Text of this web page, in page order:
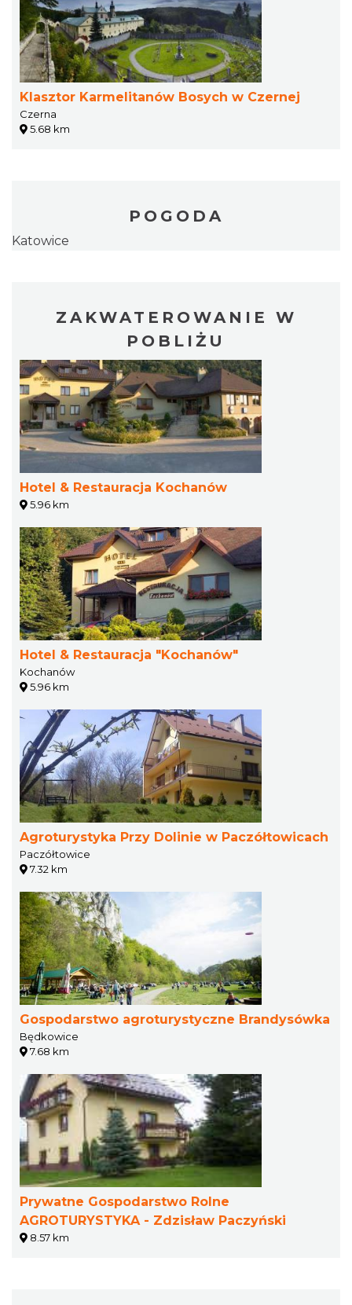
Klasztor Karmelitanów Bosych w Czernej
Czerna
5.68 km
POGODA
Katowice
ZAKWATEROWANIE W
POBLIŻU
Hotel & Restauracja Kochanów
5.96 km
Hotel & Restauracja "Kochanów"
Kochanów
5.96 km
Agroturystyka Przy Dolinie w Paczółtowicach
Paczółtowice
7.32 km
Gospodarstwo agroturystyczne Brandysówka
Będkowice
7.68 km
Prywatne Gospodarstwo Rolne
AGROTURYSTYKA - Zdzisław Paczyński
8.57 km